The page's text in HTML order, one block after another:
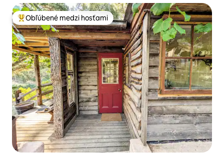
Najobľúbenejšie medzi hosťami
Obľúbené medzi hosťami